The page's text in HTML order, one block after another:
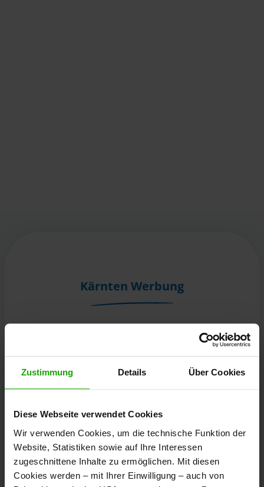
Zustimmung Details Über Cookies
Diese Webseite verwendet Cookies
Wir verwenden Cookies, um die technische Funktion der
Website, Statistiken sowie auf Ihre Interessen
zugeschnittene Inhalte zu ermöglichen. Mit diesen
Cookies werden – mit Ihrer Einwilligung – auch von
Kärnten Werbung
Österreich
+43/463/3000
info@kaernten.at
Bleibe informiert!